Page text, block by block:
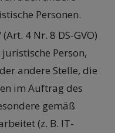
Personen.
(Art. 4 Nr. 8 DS-GVO)
Person,
andere Stelle, die
im Auftrag des
gemäß
(z. B. IT-